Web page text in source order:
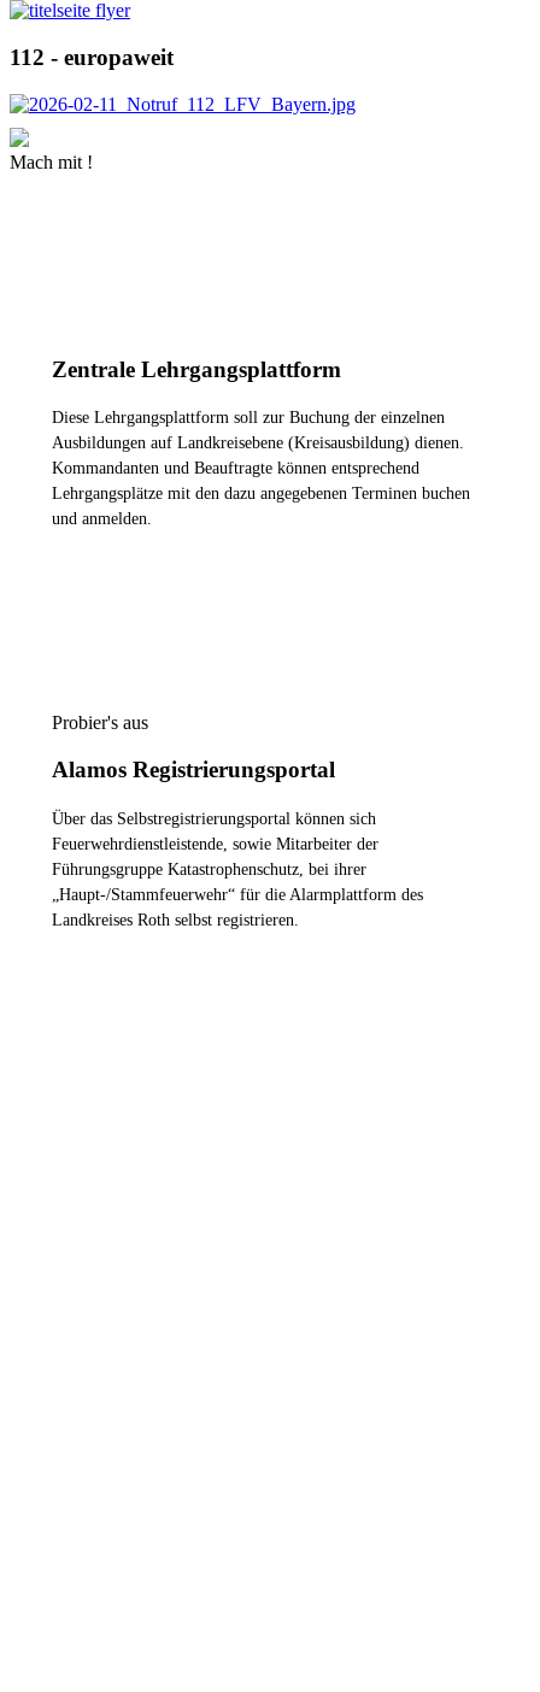
112 - europaweit
Mach mit !
Zentrale Lehrgangsplattform
Diese Lehrgangsplattform soll zur Buchung der einzelnen
Ausbildungen auf Landkreisebene (Kreisausbildung) dienen.
Kommandanten und Beauftragte können entsprechend
Lehrgangsplätze mit den dazu angegebenen Terminen buchen
und anmelden.
Probier's aus
Alamos Registrierungsportal
Über das Selbstregistrierungsportal können sich
Feuerwehrdienstleistende, sowie Mitarbeiter der
Führungsgruppe Katastrophenschutz, bei ihrer
„Haupt-/Stammfeuerwehr“ für die Alarmplattform des
Landkreises Roth selbst registrieren.